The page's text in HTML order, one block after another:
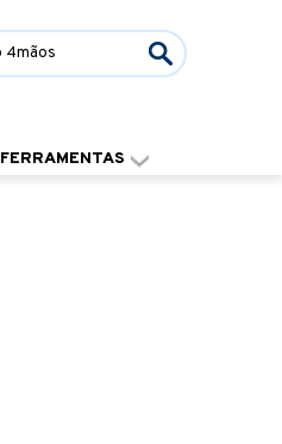
FERRAMENTAS